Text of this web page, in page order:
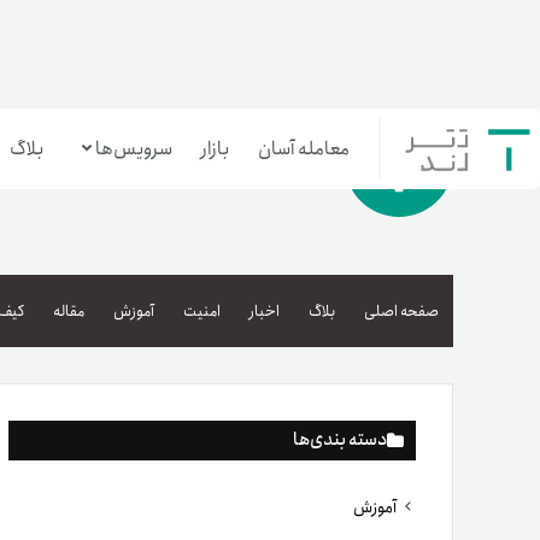
معامله آسان بازار سرویس‌ها
بازار تترلند
سرمایه‌گذاری آسان
بلاگ
صفحه اصلی بلاگ اخبار امنیت آموزش مقاله
دسته بندی‌ها
آموزش